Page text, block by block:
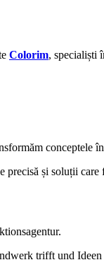
Colorim, specialiști
conceptele
precisă și soluții
trifft und